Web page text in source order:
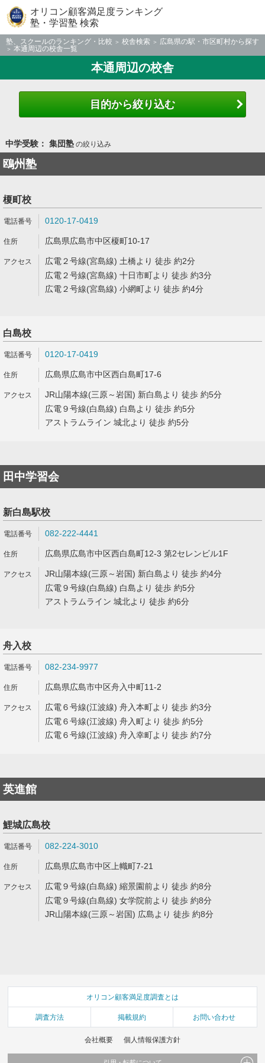
オリコン顧客満足度ランキング
塾・学習塾 検索
塾、スクールのランキング・比較 校舎検索
広島県の駅・市区町村から探す
本通周辺の校舎一覧
本通周辺の校舎
目的から絞り込む
中学受験： 集団塾の絞り込み
鴎州塾
榎町校
0120-17-0419
広島県広島市中区榎町10-17
広電２号線(宮島線) 土橋より 徒歩 約2分
広電２号線(宮島線) 十日市町より 徒歩 約3分
広電２号線(宮島線) 小網町より 徒歩 約4分
白島校
0120-17-0419
広島県広島市中区西白島町17-6
JR山陽本線(三原～岩国) 新白島より 徒歩 約5分
広電９号線(白島線) 白島より 徒歩 約5分
アストラムライン 城北より 徒歩 約5分
田中学習会
新白島駅校
082-222-4441
広島県広島市中区西白島町12-3 第2セレンビル1F
JR山陽本線(三原～岩国) 新白島より 徒歩 約4分
広電９号線(白島線) 白島より 徒歩 約5分
アストラムライン 城北より 徒歩 約6分
舟入校
082-234-9977
広島県広島市中区舟入中町11-2
広電６号線(江波線) 舟入本町より 徒歩 約3分
広電６号線(江波線) 舟入町より 徒歩 約5分
広電６号線(江波線) 舟入幸町より 徒歩 約7分
英進館
鯉城広島校
082-224-3010
広島県広島市中区上幟町7-21
広電９号線(白島線) 縮景園前より 徒歩 約8分
広電９号線(白島線) 女学院前より 徒歩 約8分
JR山陽本線(三原～岩国) 広島より 徒歩 約8分
オリコン顧客満足度調査とは
調査方法 掲載規約 お問い合わせ
会社概要 個人情報保護方針